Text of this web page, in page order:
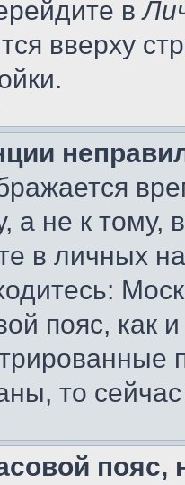
в
вверху
а не к тому,
в личных
пояс, как
то
пояс,